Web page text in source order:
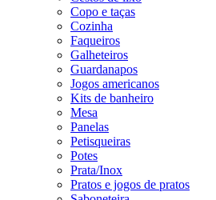
Copo e taças
Cozinha
Faqueiros
Galheteiros
Guardanapos
Jogos americanos
Kits de banheiro
Mesa
Panelas
Petisqueiras
Potes
Prata/Inox
Pratos e jogos de pratos